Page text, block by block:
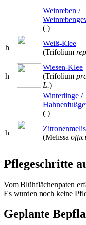
Weinreben /
( )
h
Weiß-Klee
(Trifolium
h
Wiesen-Klee
(Trifolium
L.)
Winterlinge /
( )
h
(Melissa
Pflegeschritte
Vom Blühflächenpaten
Es wurden noch keine
Geplante